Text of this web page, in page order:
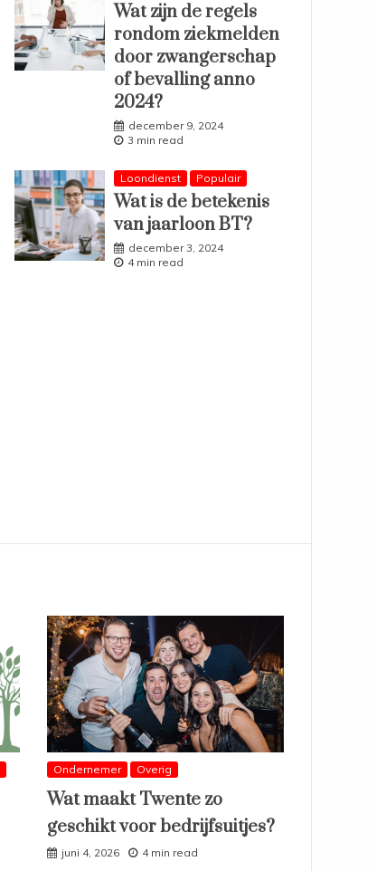
Wat zijn de regels
rondom ziekmelden
door zwangerschap
of bevalling anno
2024?
december 9, 2024
3 min read
Loondienst Populair
Wat is de betekenis
van jaarloon BT?
december 3, 2024
4 min read
Ondernemer Overig
Wat maakt Twente zo
geschikt voor bedrijfsuitjes?
juni 4, 2026 4 min read